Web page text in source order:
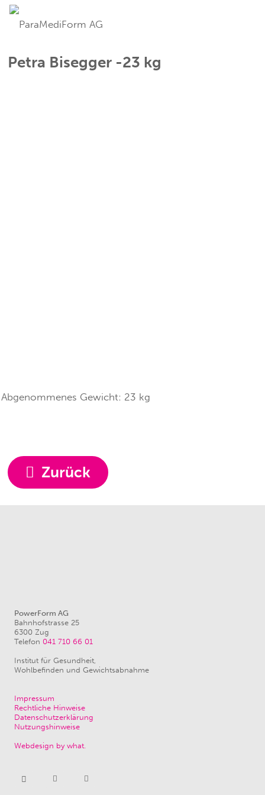
Petra Bisegger -23 kg
Abgenommenes Gewicht: 23 kg
Zurück
PowerForm AG
Bahnhofstrasse 25
6300 Zug
Telefon 041 710 66 01
Institut für Gesundheit,
Wohlbefinden und Gewichtsabnahme
Impressum
Rechtliche Hinweise
Datenschutzerklärung
Nutzungshinweise
Webdesign by what.